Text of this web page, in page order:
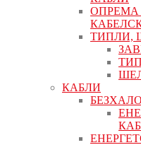
ОПРЕМА
ТИПЛИ,
КАБЛИ